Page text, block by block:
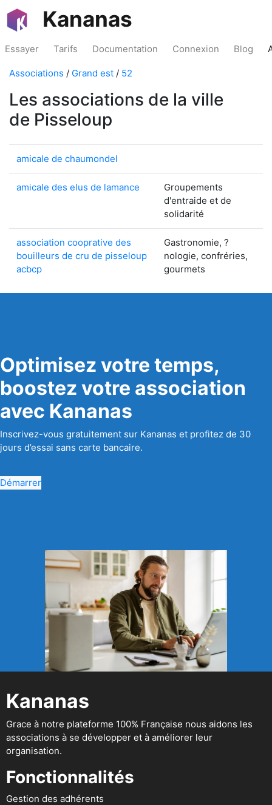
Kananas
Essayer Tarifs Documentation Connexion Blog
Associations / Grand est / 52
Les associations de la ville
de Pisseloup
amicale de chaumondel
amicale des elus de lamance
Groupements
d'entraide et de
solidarité
association cooprative des
bouilleurs de cru de pisseloup
acbcp
Gastronomie, ?
nologie, confréries,
gourmets
Optimisez votre temps,
boostez votre association
avec Kananas
Inscrivez-vous gratuitement sur Kananas et profitez de 30
jours d’essai sans carte bancaire.
Démarrer
Kananas
Grace à notre plateforme 100% Française nous aidons les
associations à se développer et à améliorer leur
organisation.
Fonctionnalités
Gestion des adhérents